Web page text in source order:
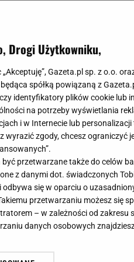
Drogi Użytkowniku,
Gazeta.pl sp. z o.o.
spółką powiązaną z
identyfikatory plików cookie lub
na potrzeby wyświetlania
i w Internecie lub
wyrazić zgody, chcesz ograniczyć
przetwarzane także do celów
z danymi dot. świadczonych
się w oparciu o
przetwarzaniu możesz się
– w zależności od
danych osobowych